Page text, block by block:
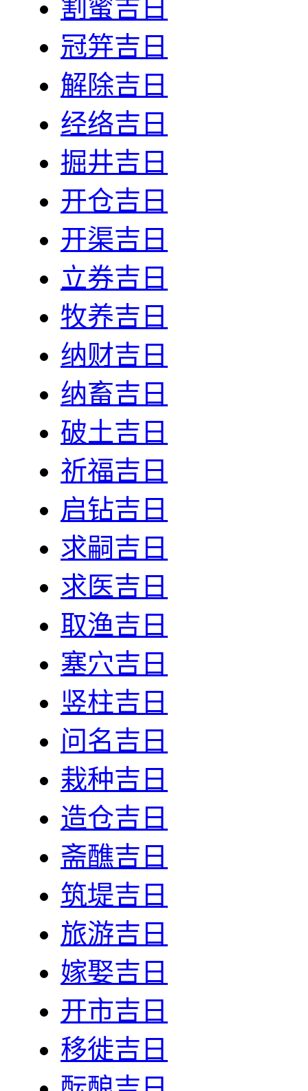
割蜜吉日
冠笄吉日
解除吉日
经络吉日
掘井吉日
开仓吉日
开渠吉日
立券吉日
牧养吉日
纳财吉日
纳畜吉日
破土吉日
祈福吉日
启钻吉日
求嗣吉日
求医吉日
取渔吉日
塞穴吉日
竖柱吉日
问名吉日
栽种吉日
造仓吉日
斋醮吉日
筑堤吉日
旅游吉日
嫁娶吉日
开市吉日
移徙吉日